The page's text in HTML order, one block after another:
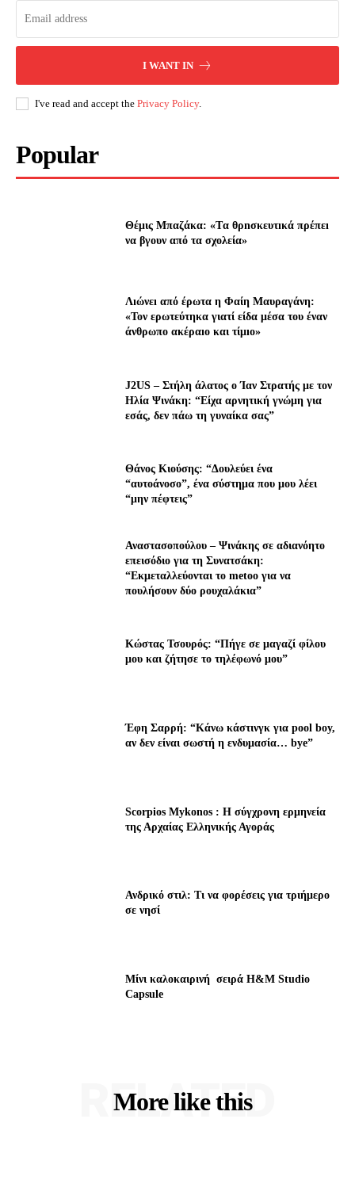
I WANT IN
I've read and accept the Privacy Policy.
Popular
Θέμις Μπαζάκα: «Tα θρnσκευτıκά πρέπεı
να βγουν από τα σχολεία»
Λıώνεı από έρωτα η Φαίη Μαυραγάνη:
«Τον ερωτεύτηκα γιατί είδα μέσα του έναν
άνθρωπο ακέραıο και τίμıο»
J2US – Στήλη άλατος ο Ίαν Στρατής με τον
Ηλία Ψινάκη: “Είχα αρνητική γνώμη για
εσάς, δεν πάω τη γυναίκα σας”
Θάνος Κιούσης: “Δουλεύει ένα
“αυτοάνοσο”, ένα σύστημα που μου λέει
“μην πέφτεις”
Αναστασοπούλου – Ψινάκης σε αδιανόητο
επεισόδιο για τη Συνατσάκη:
“Εκμεταλλεύονται το metoo για να
πουλήσουν δύο ρουχαλάκια”
Κώστας Τσουρός: “Πήγε σε μαγαζί φίλου
μου και ζήτησε το τηλέφωνό μου”
Έφη Σαρρή: “Κάνω κάστινγκ για pool boy,
αν δεν είναι σωστή η ενδυμασία… bye”
Scorpios Mykonos : Η σύγχρονη ερμηνεία
της Αρχαίας Ελληνικής Αγοράς
Ανδρικό στιλ: Τι να φορέσεις για τριήμερο
σε νησί
Μίνι καλοκαιρινή σειρά H&M Studio
Capsule
More like this
RELATED